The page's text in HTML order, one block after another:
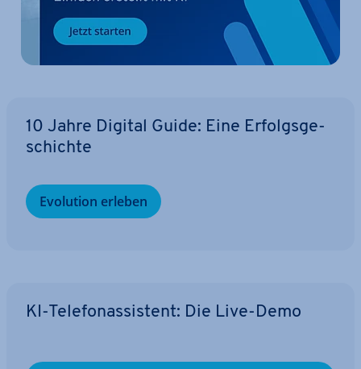
10 Jahre Digital Guide: Eine Er­folgs­ge­
schich­te
Evolution erleben
KI-Te­le­fon­as­sis­tent: Die Live-Demo